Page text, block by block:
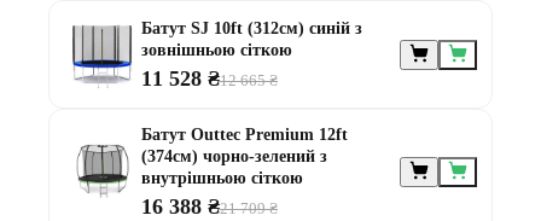
Батут SJ 10ft (312см) синій з
зовнішньою сіткою
11 528 ₴12 665 ₴
Батут Outtec Premium 12ft
(374см) чорно-зелений з
внутрішньою сіткою
16 388 ₴21 709 ₴